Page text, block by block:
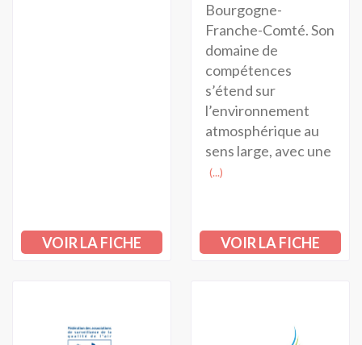
VOIR LA FICHE
Bourgogne-
Franche-Comté. Son
domaine de
compétences
s’étend sur
l’environnement
atmosphérique au
sens large, avec une
(...)
VOIR LA FICHE